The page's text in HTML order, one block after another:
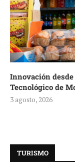
Innovación
Tecnológico de
3 agosto, 2026
TURISMO